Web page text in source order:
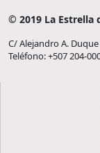
© 2019 La Estrella
C/ Alejandro A.
Teléfono: +507 204-